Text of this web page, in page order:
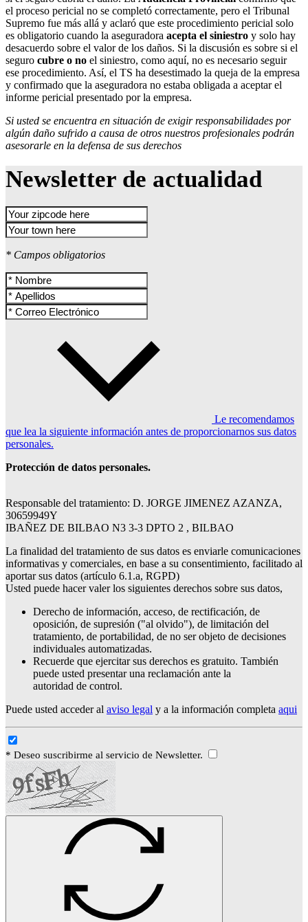
el proceso pericial no se completó correctamente, pero el Tribunal
Supremo fue más allá y aclaró que este procedimiento pericial solo
es obligatorio cuando la aseguradora acepta el siniestro y solo hay
desacuerdo sobre el valor de los daños. Si la discusión es sobre si el
seguro cubre o no el siniestro, como aquí, no es necesario seguir
ese procedimiento. Así, el TS ha desestimado la queja de la empresa
y confirmado que la aseguradora no estaba obligada a aceptar el
informe pericial presentado por la empresa.
Si usted se encuentra en situación de exigir responsabilidades por
algún daño sufrido a causa de otros nuestros profesionales podrán
asesorarle en la defensa de sus derechos
Newsletter de actualidad
* Campos obligatorios
Le recomendamos
que lea la siguiente información antes de proporcionarnos sus datos
personales.
Protección de datos personales.
Responsable del tratamiento: D. JORGE JIMENEZ AZANZA,
30659949Y
IBAÑEZ DE BILBAO N3 3-3 DPTO 2 , BILBAO
La finalidad del tratamiento de sus datos es enviarle comunicaciones
informativas y comerciales, en base a su consentimiento, facilitado al
aportar sus datos (artículo 6.1.a, RGPD)
Usted puede hacer valer los siguientes derechos sobre sus datos,
Derecho de información, acceso, de rectificación, de
oposición, de supresión ("al olvido"), de limitación del
tratamiento, de portabilidad, de no ser objeto de decisiones
individuales automatizadas.
Recuerde que ejercitar sus derechos es gratuito. También
puede usted presentar una reclamación ante la
autoridad de control.
Puede usted acceder al aviso legal y a la información completa aqui
* Deseo suscribirme al servicio de Newsletter.